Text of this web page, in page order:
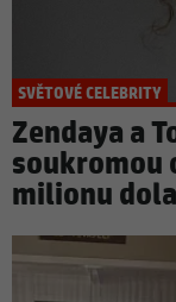
SVĚTOVÉ CELEBRITY
Zendaya a
soukromou
milionu